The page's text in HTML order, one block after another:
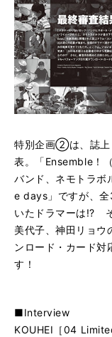
特別企画②は、誌上
表。「Ensemble！
バンド、ネモトラ
e days」ですが、
いたドラマーは!?
美代子、神田リョウ
ンロード・カード
す！
■Interview
KOUHEI［04